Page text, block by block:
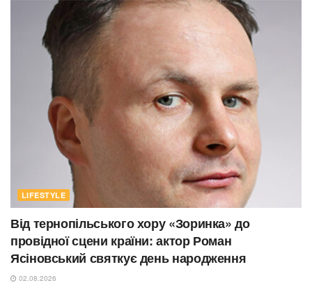
LIFESTYLE
Від тернопільського хору «Зоринка» до
провідної сцени країни: актор Роман
Ясіновський святкує день народження
02.08.2026